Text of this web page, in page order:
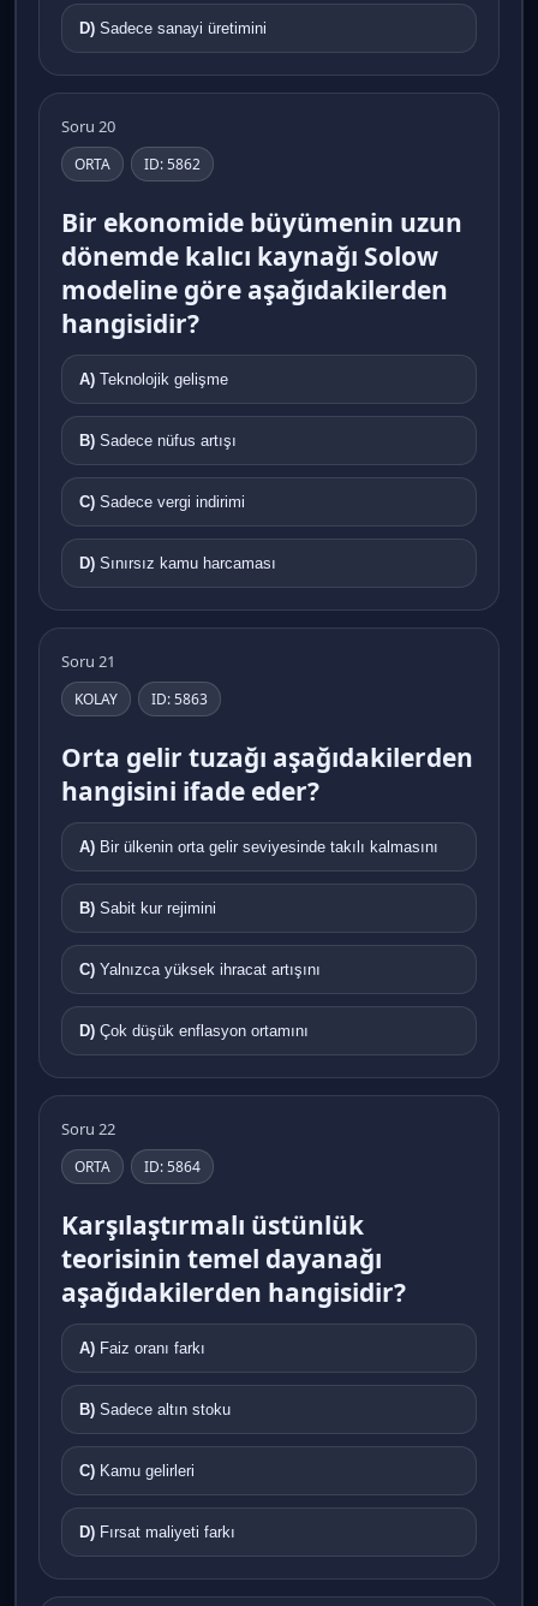
D) Sadece sanayi üretimini
Soru 20
ORTA ID: 5862
Bir ekonomide büyümenin uzun
dönemde kalıcı kaynağı Solow
modeline göre aşağıdakilerden
hangisidir?
A) Teknolojik gelişme
B) Sadece nüfus artışı
C) Sadece vergi indirimi
D) Sınırsız kamu harcaması
Soru 21
KOLAY ID: 5863
Orta gelir tuzağı aşağıdakilerden
hangisini ifade eder?
A) Bir ülkenin orta gelir seviyesinde takılı kalmasını
B) Sabit kur rejimini
C) Yalnızca yüksek ihracat artışını
D) Çok düşük enflasyon ortamını
Soru 22
ORTA ID: 5864
Karşılaştırmalı üstünlük
teorisinin temel dayanağı
aşağıdakilerden hangisidir?
A) Faiz oranı farkı
B) Sadece altın stoku
C) Kamu gelirleri
D) Fırsat maliyeti farkı